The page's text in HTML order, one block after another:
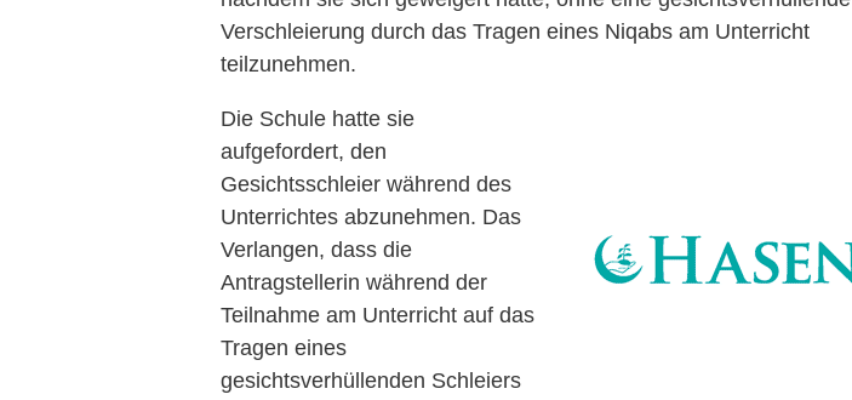
Verschleierung durch das Tragen eines Niqabs am Unterricht
teilzunehmen.
Die Schule hatte sie
aufgefordert, den
Gesichtsschleier während des
Unterrichtes abzunehmen. Das
Verlangen, dass die
Antragstellerin während der
Teilnahme am Unterricht auf das
Tragen eines
gesichtsverhüllenden Schleiers